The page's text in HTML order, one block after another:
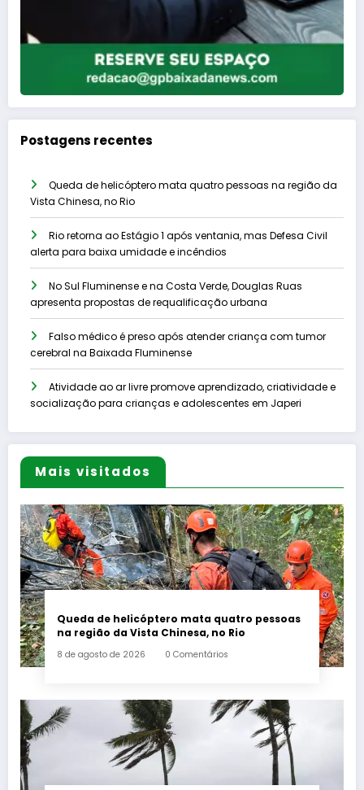
Postagens recentes
Queda de helicóptero mata quatro pessoas na região da
Vista Chinesa, no Rio
Rio retorna ao Estágio 1 após ventania, mas Defesa Civil
alerta para baixa umidade e incêndios
No Sul Fluminense e na Costa Verde, Douglas Ruas
apresenta propostas de requalificação urbana
Falso médico é preso após atender criança com tumor
cerebral na Baixada Fluminense
Atividade ao ar livre promove aprendizado, criatividade e
socialização para crianças e adolescentes em Japeri
Mais visitados
Queda de helicóptero mata quatro pessoas
na região da Vista Chinesa, no Rio
8 de agosto de 2026 0 Comentários